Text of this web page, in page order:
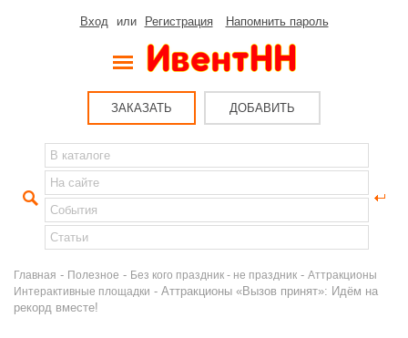
Вход или Регистрация Напомнить пароль
ЗАКАЗАТЬ ДОБАВИТЬ
Главная - Полезное - Без кого праздник - не праздник - Аттракционы
Интерактивные площадки - Аттракционы «Вызов принят»: Идём на
рекорд вместе!